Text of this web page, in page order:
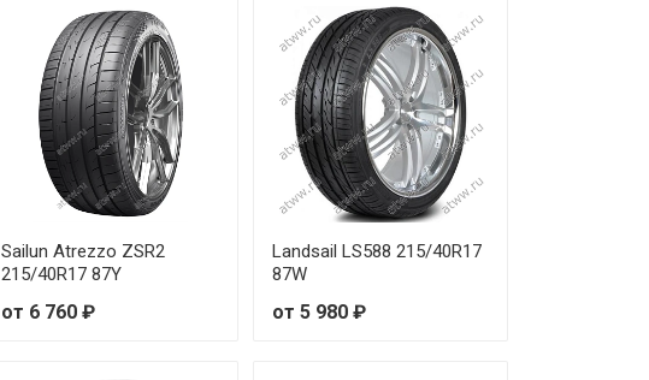
от 18 050 ₽
от 19 920 ₽
от 12 140 ₽
от 20 090 ₽
от 18 630 ₽
Sailun Atrezzo ZSR2
215/40R17 87Y
от 6 760 ₽
Landsail LS588 215/40R17
87W
от 5 980 ₽